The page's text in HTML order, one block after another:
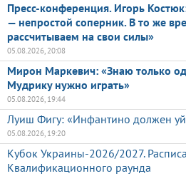
Пресс-конференция. Игорь
— непростой соперник. В то же
рассчитываем на свои силы»
05.08.2026, 20:08
Мирон Маркевич: «Знаю только
Мудрику нужно играть»
05.08.2026, 19:44
Луиш Фигу: «Инфантино должен
05.08.2026, 19:20
Кубок Украины-2026/2027.
Квалификационного раунда